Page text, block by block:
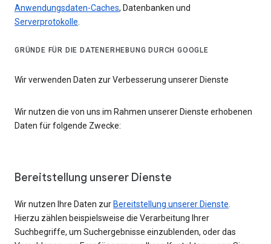
Anwendungsdaten-Caches, Datenbanken und
Serverprotokolle.
GRÜNDE FÜR DIE DATENERHEBUNG DURCH GOOGLE
Wir verwenden Daten zur Verbesserung unserer Dienste
Wir nutzen die von uns im Rahmen unserer Dienste erhobenen
Daten für folgende Zwecke:
Bereitstellung unserer Dienste
Wir nutzen Ihre Daten zur Bereitstellung unserer Dienste
Hierzu zählen beispielsweise die Verarbeitung Ihrer
Suchbegriffe, um Suchergebnisse einzublenden, oder das